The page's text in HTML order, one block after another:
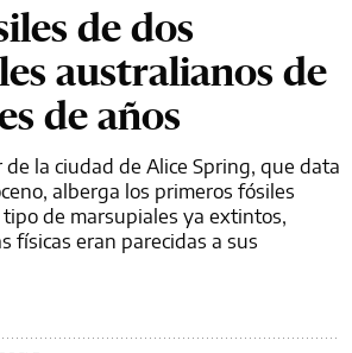
de dos
australianos de
de años
la ciudad de Alice Spring, que data
alberga los primeros fósiles
de marsupiales ya extintos,
físicas eran parecidas a sus